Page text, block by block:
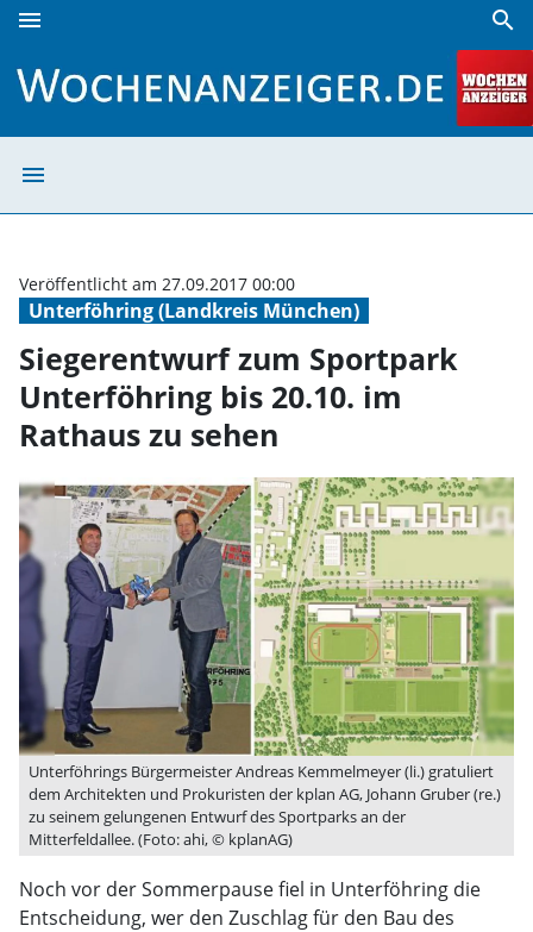
menu search
menu
Unterföhring (Landkreis München)
Veröffentlicht am 27.09.2017 00:00
Siegerentwurf zum Sportpark
Unterföhring bis 20.10. im
Rathaus zu sehen
Unterföhrings Bürgermeister Andreas Kemmelmeyer (li.) gratuliert
dem Architekten und Prokuristen der kplan AG, Johann Gruber (re.)
zu seinem gelungenen Entwurf des Sportparks an der
Mitterfeldallee. (Foto: ahi, © kplanAG)
Noch vor der Sommerpause fiel in Unterföhring die
Entscheidung, wer den Zuschlag für den Bau des